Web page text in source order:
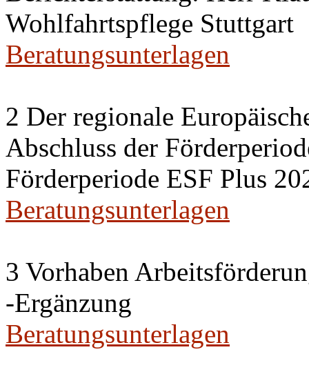
Wohlfahrtspflege Stuttgart
Beratungsunterlagen
2 Der regionale
Abschluss der
Förderperiode ESF Plus
Beratungsunterlagen
3 Vorhaben
-Ergänzung
Beratungsunterlagen